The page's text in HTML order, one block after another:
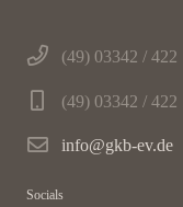
(49) 03342 / 422
(49) 03342 / 422
info@gkb-ev.de
Socials